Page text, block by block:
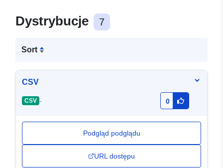
Dystrybucje 7
Sort
CSV
CSV - 0
Podgląd podglądu
URL dostępu